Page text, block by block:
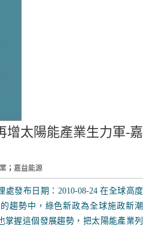
增太陽能產業生力軍-嘉
； 嘉益能源
處發布日期：2010-08-24 在全球高度
趨勢中，綠色新政為全球施政新潮
掌握這個發展趨勢，把太陽能產業列